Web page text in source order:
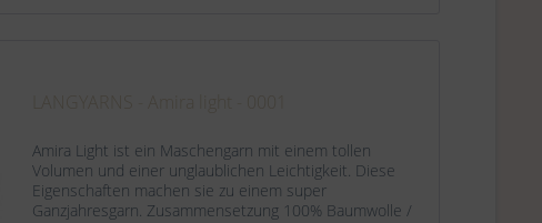
Amira Light ist ein Maschengarn mit einem tollen
Volumen und einer unglaublichen Leichtigkeit. Diese
Eigenschaften machen sie zu einem super
Ganzjahresgarn. Zusammensetzung 100% Baumwolle /